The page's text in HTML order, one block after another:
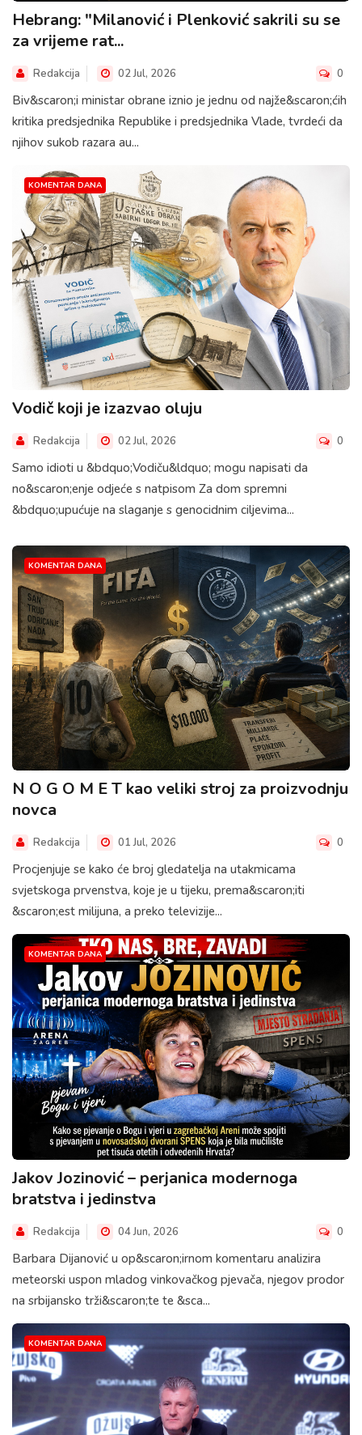
Hebrang: "Milanović i Plenković sakrili su se
za vrijeme rat...
Redakcija 02 Jul, 2026 0
Biv&scaron;i ministar obrane iznio je jednu od najže&scaron;ćih
kritika predsjednika Republike i predsjednika Vlade, tvrdeći da
njihov sukob razara au...
KOMENTAR DANA
Vodič koji je izazvao oluju
Redakcija 02 Jul, 2026 0
Samo idioti u &bdquo;Vodiču&ldquo; mogu napisati da
no&scaron;enje odjeće s natpisom Za dom spremni
&bdquo;upućuje na slaganje s genocidnim ciljevima...
KOMENTAR DANA
N O G O M E T kao veliki stroj za proizvodnju
novca
Redakcija 01 Jul, 2026 0
Procjenjuje se kako će broj gledatelja na utakmicama
svjetskoga prvenstva, koje je u tijeku, prema&scaron;iti
&scaron;est milijuna, a preko televizije...
KOMENTAR DANA
Jakov Jozinović – perjanica modernoga
bratstva i jedinstva
Redakcija 04 Jun, 2026 0
Barbara Dijanović u op&scaron;irnom komentaru analizira
meteorski uspon mladog vinkovačkog pjevača, njegov prodor
na srbijansko trži&scaron;te te &sca...
KOMENTAR DANA